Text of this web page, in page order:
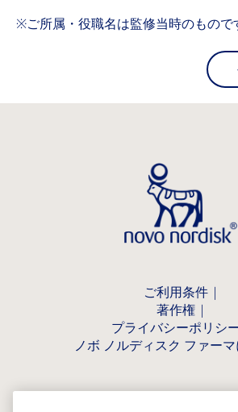
※ご所属・役職名は監修当時のもので
ご利用条件
著作権
プライバシーポリシ
ノボ ノルディスク ファー